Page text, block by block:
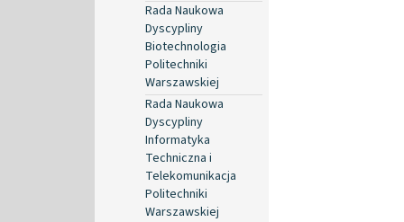
Rada Naukowa
Dyscypliny
Biotechnologia
Politechniki
Warszawskiej
Rada Naukowa
Dyscypliny
Informatyka
Techniczna i
Telekomunikacja
Politechniki
Warszawskiej